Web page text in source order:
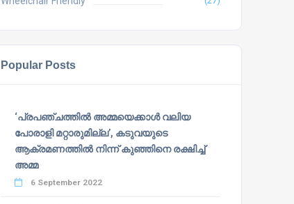
Popular Posts
‘പ്രപഞ്ചത്തില്‍ അമ്മയെക്കാള്‍ വലിയ
പോരാളി മറ്റാരുമില്ല’, കടുവയുടെ
ആക്രമണത്തില്‍ നിന്ന് കുഞ്ഞിനെ രക്ഷിച്ച്
അമ്മ
6 September 2022